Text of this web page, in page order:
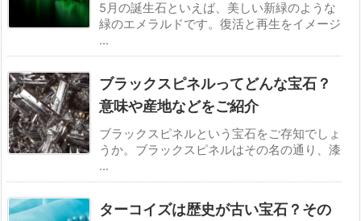
5月の誕生石といえば、美しい新緑のような
緑のエメラルドです。復活と再生をイメージ
...
ブラックスピネルってどんな宝石？
意味や産地などをご紹介
ブラックスピネルという宝石をご存知でしょ
うか。ブラックスピネルはその名の通り、漆
...
ターコイズは歴史が古い宝石？その